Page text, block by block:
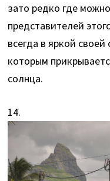
зато редко где
представителей
всегда в яркой
которым
солнца.
14.